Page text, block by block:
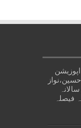
فیصلہ